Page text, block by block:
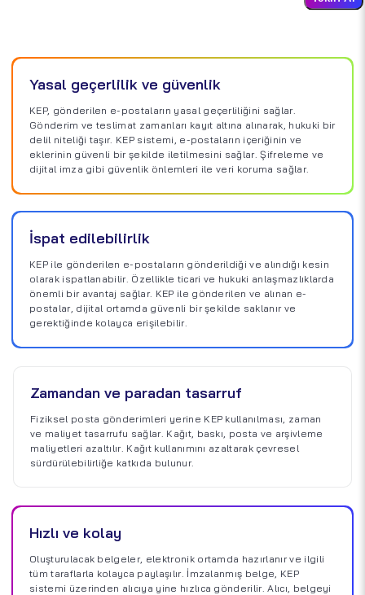
Yasal geçerlilik ve güvenlik
KEP, gönderilen e-postaların yasal geçerliliğini sağlar.
Gönderim ve teslimat zamanları kayıt altına alınarak, hukuki bir
delil niteliği taşır. KEP sistemi, e-postaların içeriğinin ve
eklerinin güvenli bir şekilde iletilmesini sağlar. Şifreleme ve
dijital imza gibi güvenlik önlemleri ile veri koruma sağlar.
İspat edilebilirlik
KEP ile gönderilen e-postaların gönderildiği ve alındığı kesin
olarak ispatlanabilir. Özellikle ticari ve hukuki anlaşmazlıklarda
önemli bir avantaj sağlar. KEP ile gönderilen ve alınan e-
postalar, dijital ortamda güvenli bir şekilde saklanır ve
gerektiğinde kolayca erişilebilir.
Zamandan ve paradan tasarruf
Fiziksel posta gönderimleri yerine KEP kullanılması, zaman
ve maliyet tasarrufu sağlar. Kağıt, baskı, posta ve arşivleme
maliyetleri azaltılır. Kağıt kullanımını azaltarak çevresel
sürdürülebilirliğe katkıda bulunur.
Hızlı ve kolay
Oluşturulacak belgeler, elektronik ortamda hazırlanır ve ilgili
tüm taraflarla kolayca paylaşılır. İmzalanmış belge, KEP
sistemi üzerinden alıcıya yine hızlıca gönderilir. Alıcı, belgeyi